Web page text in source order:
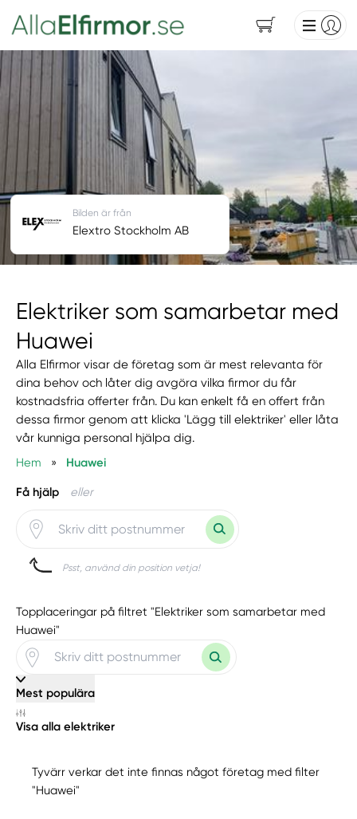
Elektriker som samarbetar med
Huawei
Alla Elfirmor visar de företag som är mest relevanta för
dina behov och låter dig avgöra vilka firmor du får
kostnadsfria offerter från. Du kan enkelt få en offert från
dessa firmor genom att klicka 'Lägg till elektriker' eller låta
vår kunniga personal hjälpa dig.
Hem
» Huawei
Få hjälp eller
Psst, använd din position vetja!
Bilden är från
Elextro Stockholm AB
Topplaceringar på filtret "Elektriker som samarbetar med
Huawei"
Mest populära
Visa alla elektriker
Tyvärr verkar det inte finnas något företag med filter
"Huawei"